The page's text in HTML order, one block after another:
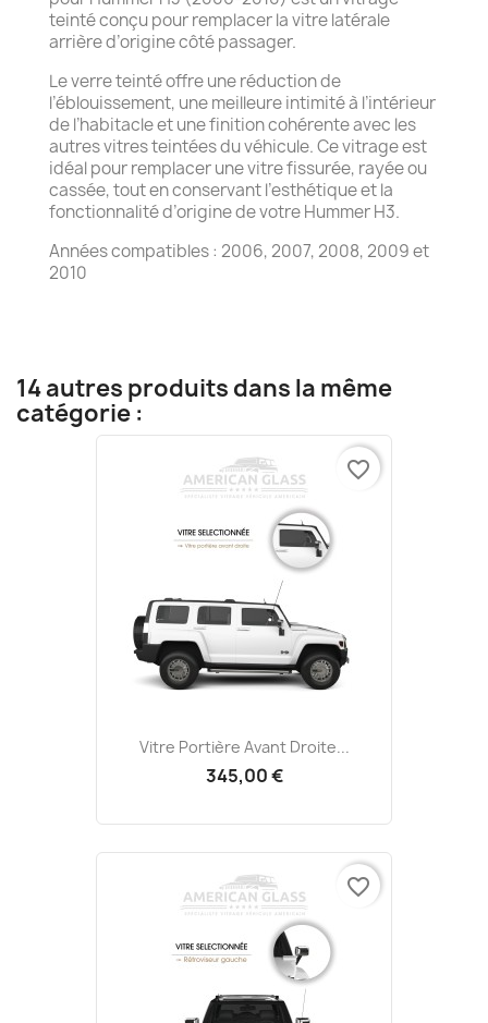
teinté conçu pour remplacer la vitre latérale
arrière d’origine côté passager.
Le verre teinté offre une réduction de
l’éblouissement, une meilleure intimité à l’intérieur
de l’habitacle et une finition cohérente avec les
autres vitres teintées du véhicule. Ce vitrage est
idéal pour remplacer une vitre fissurée, rayée ou
cassée, tout en conservant l’esthétique et la
fonctionnalité d’origine de votre Hummer H3.
Années compatibles : 2006, 2007, 2008, 2009 et
2010
14 autres produits dans la même
catégorie :
Vitre Portière Avant Droite...
345,00 €
favorite_border
favorite_border